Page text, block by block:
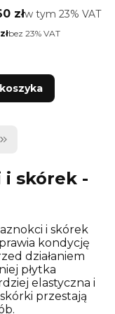
i
logo 50 szt 5
brutto
złw tym %s VAT
w tym 23% VAT
bez 23% VAT
Przejdź do
i skórek -
i skórek
kondycję
działaniem
płytka
elastyczna i
przestają